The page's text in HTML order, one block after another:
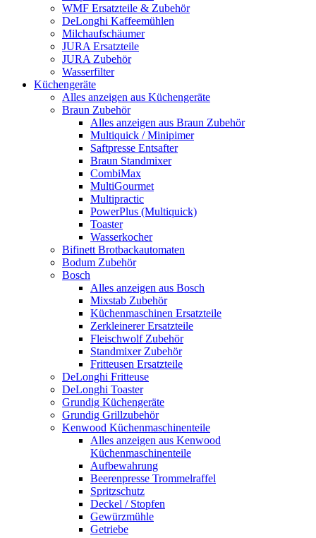
WMF Ersatzteile & Zubehör
DeLonghi Kaffeemühlen
Milchaufschäumer
JURA Ersatzteile
JURA Zubehör
Wasserfilter
Küchengeräte
Alles anzeigen aus Küchengeräte
Braun Zubehör
Alles anzeigen aus Braun Zubehör
Multiquick / Minipimer
Saftpresse Entsafter
Braun Standmixer
CombiMax
MultiGourmet
Multipractic
PowerPlus (Multiquick)
Toaster
Wasserkocher
Bifinett Brotbackautomaten
Bodum Zubehör
Bosch
Alles anzeigen aus Bosch
Mixstab Zubehör
Küchenmaschinen Ersatzteile
Zerkleinerer Ersatzteile
Fleischwolf Zubehör
Standmixer Zubehör
Fritteusen Ersatzteile
DeLonghi Fritteuse
DeLonghi Toaster
Grundig Küchengeräte
Grundig Grillzubehör
Kenwood Küchenmaschinenteile
Alles anzeigen aus Kenwood
Küchenmaschinenteile
Aufbewahrung
Beerenpresse Trommelraffel
Spritzschutz
Deckel / Stopfen
Gewürzmühle
Getriebe